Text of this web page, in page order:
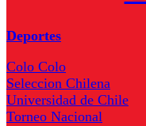
Deportes
Colo Colo
Seleccion Chilena
Universidad de Chile
Torneo Nacional